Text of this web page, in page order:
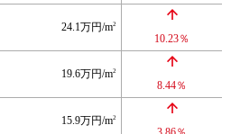
24.1万円/m2
10.23％
19.6万円/m2
8.44％
15.9万円/m2